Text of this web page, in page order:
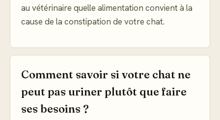
au vétérinaire quelle alimentation convient à la
cause de la constipation de votre chat.
Comment savoir si votre chat ne
peut pas uriner plutôt que faire
ses besoins ?